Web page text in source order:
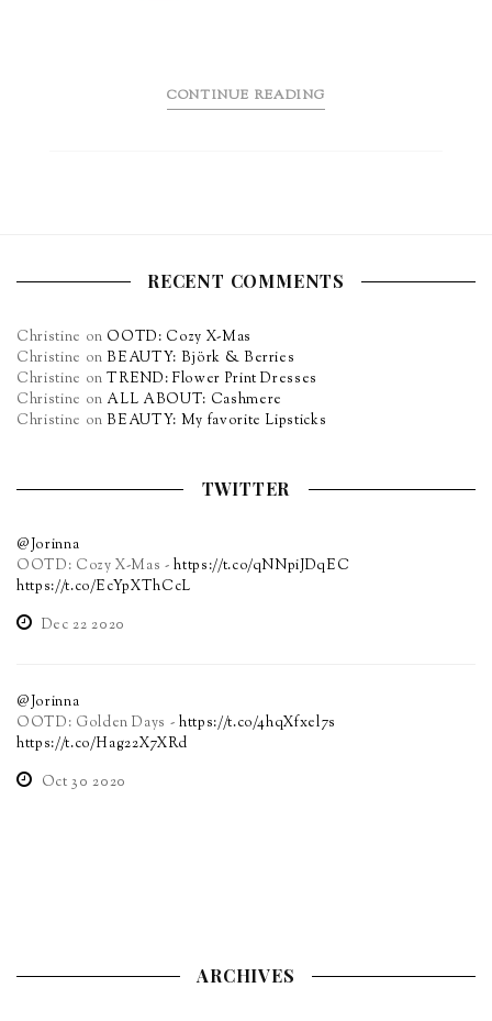
CONTINUE READING
RECENT COMMENTS
Christine on OOTD: Cozy X-Mas
Christine onBEAUTY: Björk & Berries
Christine onTREND: Flower Print Dresses
Christine on ALL ABOUT: Cashmere
Christine onBEAUTY: My favorite Lipsticks
TWITTER
@Jorinna
OOTD: Cozy X-Mas -https://t.co/qNNpiJDqEC
https://t.co/EcYpXThCcL
Dec 22 2020
@Jorinna
OOTD: Golden Days - https://t.co/4hqXfxel7s
https://t.co/Hag22X7XRd
Oct 30 2020
ARCHIVES